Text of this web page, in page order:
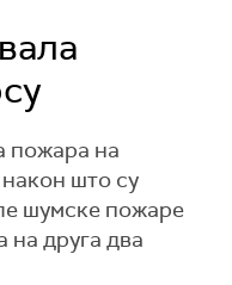
пожара на
што су
шумске пожаре
на друга два